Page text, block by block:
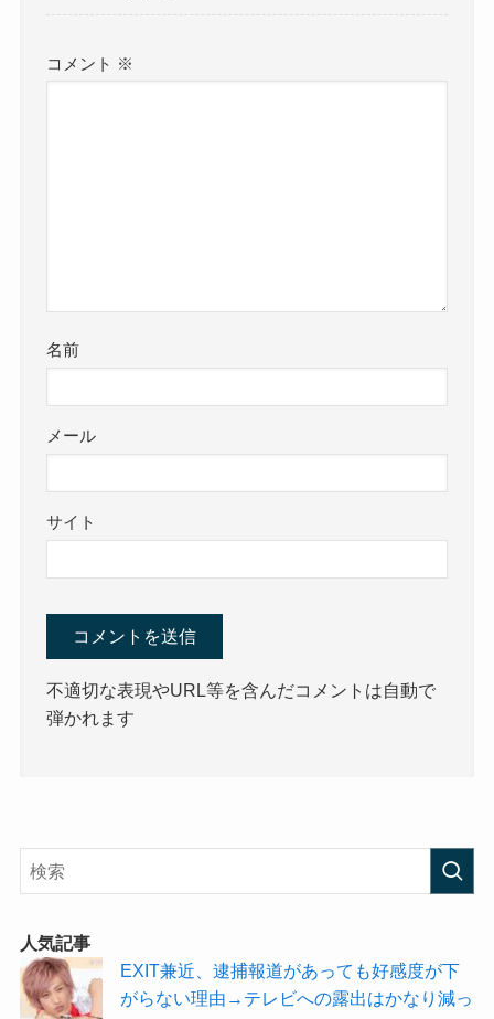
コメント ※
名前
メール
サイト
不適切な表現やURL等を含んだコメントは自動で
弾かれます
人気記事
EXIT兼近、逮捕報道があっても好感度が下
がらない理由→テレビへの露出はかなり減っ